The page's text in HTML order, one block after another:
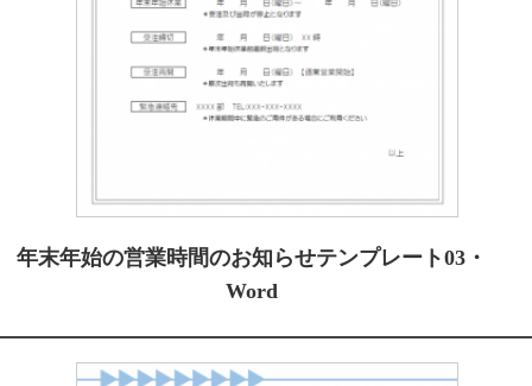
年末年始の営業時間のお知らせテンプレート03・
Word